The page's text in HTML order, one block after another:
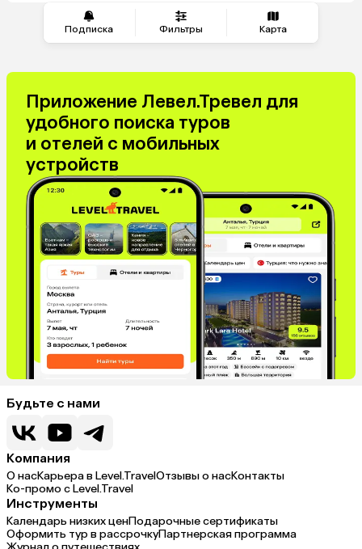
Подписка Фильтры Карта
Приложение Левел.Тревел для
удобного поиска туров
и отелей с мобильных
устройств
Будьте с нами
Компания
О насКарьера в Level.TravelОтзывы о насКонтакты
Ко-промо с Level.Travel
Инструменты
Календарь низких ценПодарочные сертификаты
Оформить тур в рассрочкуПартнерская программа